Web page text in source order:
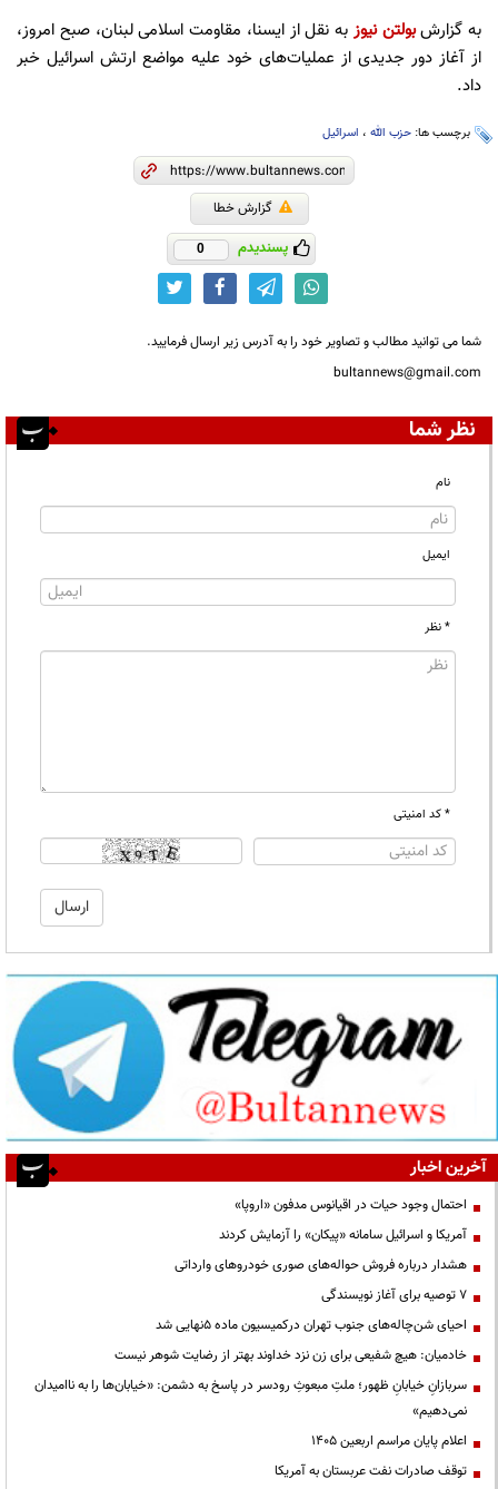
به گزارشبولتن نیوز به نقل از ایسنا، مقاومت اسلامی لبنان، صبح امروز،
از آغاز دور جدیدی از عملیات‌های خود علیه مواضع ارتش اسرائیل خبر
داد.
برچسب ها: حزب الله ، اسرائیل
گزارش خطا
پسندیدم 0
شما می توانید مطالب و تصاویر خود را به آدرس زیر ارسال فرمایید.
bultannews@gmail.com
نظر شما
نام
ایمیل
* نظر
* کد امنیتی
آخرین اخبار
احتمال وجود حیات در اقیانوس مدفون «اروپا»
آمریکا و اسرائیل سامانه «پیکان» را آزمایش کردند
هشدار درباره فروش حواله‌های صوری خودروهای وارداتی
۷ توصیه برای آغاز نویسندگی
احیای شن‌چاله‌های جنوب تهران درکمیسیون ماده ۵نهایی شد
خادمیان: هیچ شفیعی برای زن نزد خداوند بهتر از رضایت شوهر نیست
سربازانِ خیابانِ ظهور؛ ملتِ مبعوثِ رودسر در پاسخ به دشمن: «خیابان‌ها را به ناامیدان
نمی‌دهیم»
اعلام پایان مراسم اربعین ۱۴۰۵
توقف صادرات نفت عربستان به آمریکا